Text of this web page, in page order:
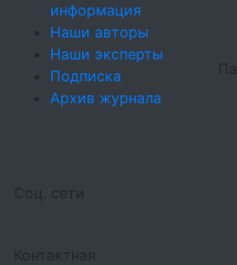
информация
Наши авторы
Наши эксперты
Подписка
Архив журнала
Соц. сети
Контактная